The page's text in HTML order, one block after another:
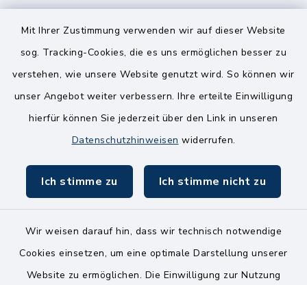
Mit Ihrer Zustimmung verwenden wir auf dieser Website
sog. Tracking-Cookies, die es uns ermöglichen besser zu
verstehen, wie unsere Website genutzt wird. So können wir
unser Angebot weiter verbessern. Ihre erteilte Einwilligung
hierfür können Sie jederzeit über den Link in unseren
Datenschutzhinweisen widerrufen.
Ich stimme zu Ich stimme nicht zu
Wir weisen darauf hin, dass wir technisch notwendige
Cookies einsetzen, um eine optimale Darstellung unserer
Website zu ermöglichen. Die Einwilligung zur Nutzung
8.00-12.00 Uhr
14.00-18.00 Uhr
Freitag
8.00-11.00 Uhr
Kontakt